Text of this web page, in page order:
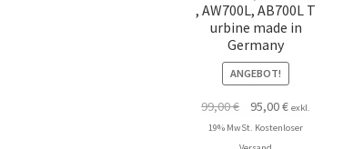
, AW700L, AB700L T
urbine made in
Germany
ANGEBOT!
99,00€
Ursprünglicher
Preis
war:
95,00€Aktueller
Preis
exkl.
19% MwSt. Kostenloser